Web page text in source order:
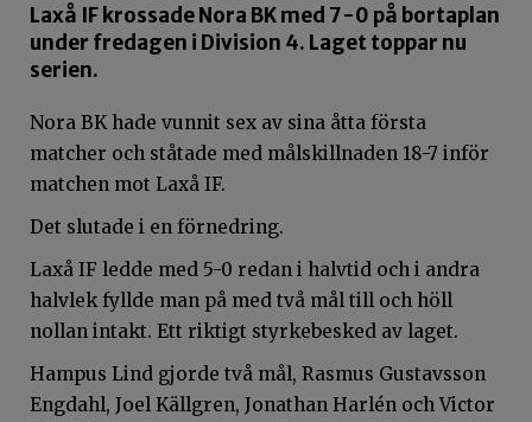
Laxå IF krossade Nora BK med 7-0 på bortaplan
under fredagen i Division 4. Laget toppar nu
serien.
Nora BK hade vunnit sex av sina åtta första
matcher och ståtade med målskillnaden 18-7 inför
matchen mot Laxå IF.
Det slutade i en förnedring.
Laxå IF ledde med 5-0 redan i halvtid och i andra
halvlek fyllde man på med två mål till och höll
nollan intakt. Ett riktigt styrkebesked av laget.
Hampus Lind gjorde två mål, Rasmus Gustavsson
Engdahl, Joel Källgren, Jonathan Harlén och Victor